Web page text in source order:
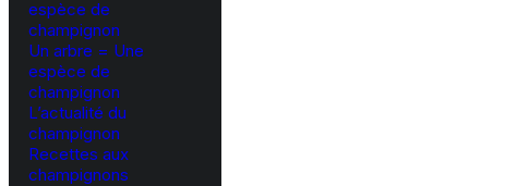
espèce de
champignon
Un arbre = Une
espèce de
champignon
L’actualité du
champignon
Recettes aux
champignons